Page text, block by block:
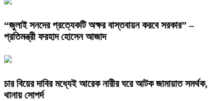
“জুলাই সনদের প্রত্যেকটি অক্ষর বাস্তবায়ন করবে সরকার” –
প্রতিমন্ত্রী ফরহাদ হোসেন আজাদ
চার বিয়ের দাবির মধ্যেই আরেক নারীর ঘরে আটক জামায়াত সমর্থক,
থানায় সোপর্দ